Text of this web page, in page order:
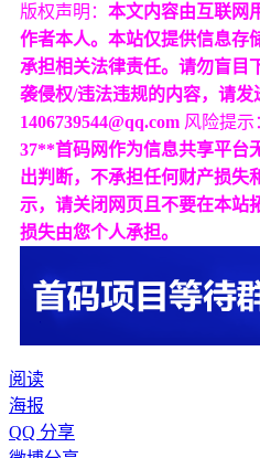
版权声明： 本文内容由互联网
作者本人。本站仅提供信息存
承担相关法律责任。请勿盲目
袭侵权/违法违规的内容，请发
1406739544@qq.com 风险提示
37**首码网作为信息共享平台
出判断，不承担任何财产损失
示，请关闭网页且不要在本站
损失由您个人承担。
阅读
海报
QQ 分享